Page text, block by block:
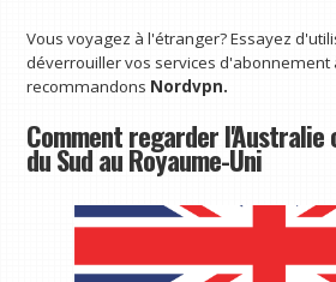
Vous voyagez à l'étranger? Essayez
déverrouiller vos services d'abonnement
recommandons Nordvpn.
Comment regarder
du Sud au Royaume-Uni